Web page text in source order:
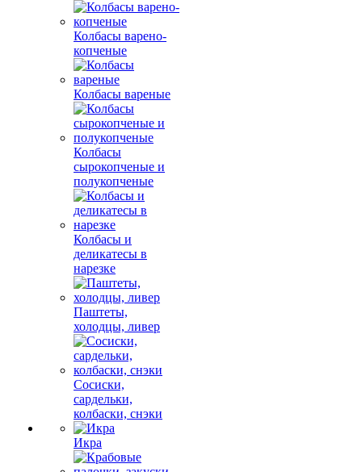
Колбасы варено-
копченые
Колбасы вареные
Колбасы
сырокопченые и
полукопченые
Колбасы и
деликатесы в
нарезке
Паштеты,
холодцы, ливер
Сосиски,
сардельки,
колбаски, снэки
Икра